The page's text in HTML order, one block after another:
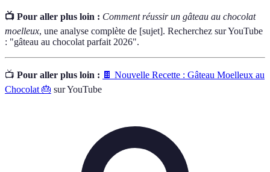
📺 Pour aller plus loin : Comment réussir un gâteau au chocolat
moelleux, une analyse complète de [sujet]. Recherchez sur YouTube
: "gâteau au chocolat parfait 2026".
📺 Pour aller plus loin : 🍫 Nouvelle Recette : Gâteau Moelleux au
Chocolat 🎂 sur YouTube